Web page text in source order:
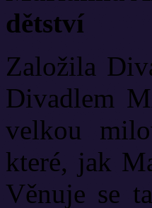
dětství
Založila
Divadlem
velkou
které, jak
Věnuje se